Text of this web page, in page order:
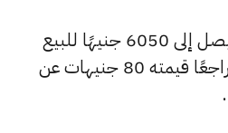
وانخفض سعر عيار 18 ليصل إلى 6050 جنيهًا للبيع
و5965 جنيهًا للشراء، بتراجعًا قيمته 80 جنيهات عن